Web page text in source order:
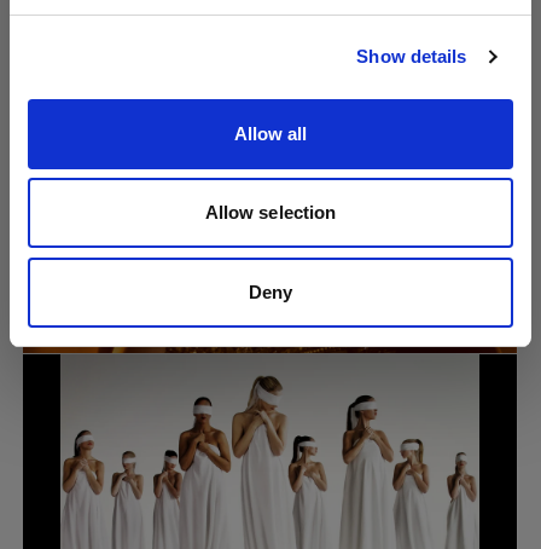
Show details
Allow all
Allow selection
Deny
サイトにアクセス
由 ― リンジー・アドラーとともに探る